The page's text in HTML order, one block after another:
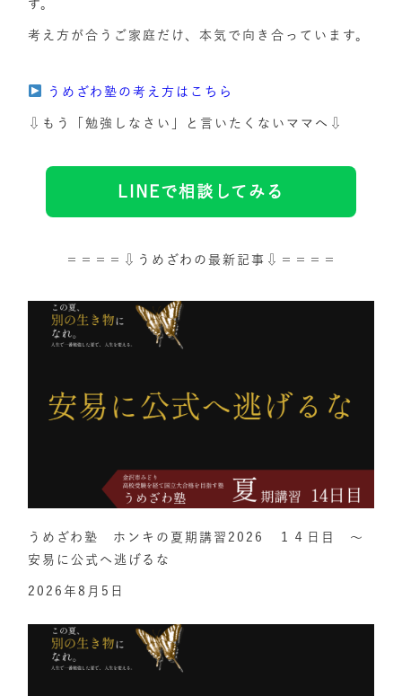
す。
考え方が合うご家庭だけ、本気で向き合っています。
うめざわ塾の考え方はこちら
⇩もう「勉強しなさい」と言いたくないママへ⇩
LINEで相談してみる
＝＝＝＝⇩うめざわの最新記事⇩＝＝＝＝
うめざわ塾 ホンキの夏期講習2026 １４日目 ～
安易に公式へ逃げるな
2026年8月5日